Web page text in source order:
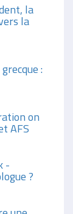
la
la
:
on
AFS
-
?